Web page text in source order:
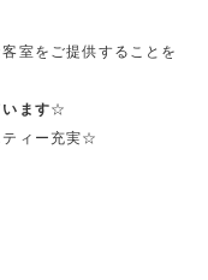
室をご提供することを
ます☆
ィー充実☆